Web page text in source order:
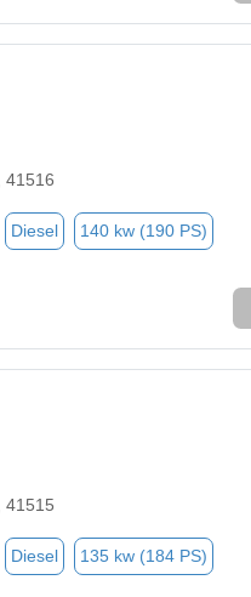
41516
Diesel 140 kw (190 PS)
41515
Diesel 135 kw (184 PS)